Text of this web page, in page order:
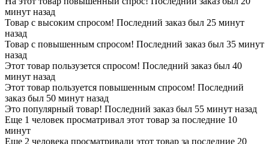
минут назад
Товар с высоким спросом! Последний заказ был 25 минут
назад
Товар с повышенным спросом! Последний заказ был 35 минут
назад
Этот товар пользузется спросом! Последний заказ был 40
минут назад
Этот товар пользуется повышенным спросом! Последний
заказ был 50 минут назад
Это популярный товар! Последний заказ был 55 минут назад
Еще 1 человек просматривал этот товар за последние 10
минут
Еще 2 человека просматривали этот товар за последние 20